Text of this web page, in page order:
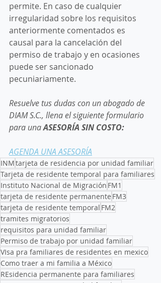
permite. En caso de cualquier
irregularidad sobre los requisitos
anteriormente comentados es
causal para la cancelación del
permiso de trabajo y en ocasiones
puede ser sancionado
pecuniariamente.
Resuelve tus dudas con un abogado de
DIAM S.C., llena el siguiente formulario
para una ASESORÍA SIN COSTO:
AGENDA UNA ASESORÍA
INMtarjeta de residencia por unidad familiar
Tarjeta de residente temporal para familiares
Instituto Nacional de Migración FM1
tarjeta de residente permanente FM3
tarjeta de residente temporal FM2
tramites migratorios
requisitos para unidad familiar
Permiso de trabajo por unidad familiar
VIsa pra familiares de residentes en mexico
Como traer a mi familia a México
REsidencia permanente para familiares